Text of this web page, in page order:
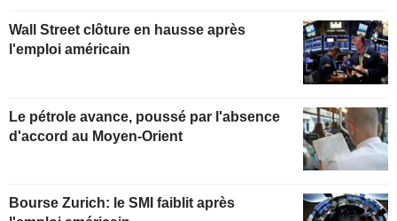
Wall Street clôture en hausse après
l'emploi américain
Le pétrole avance, poussé par l'absence
d'accord au Moyen-Orient
Bourse Zurich: le SMI faiblit après